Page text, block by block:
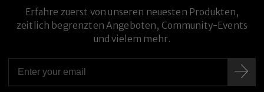
Erfahre zuerst von unseren neuesten Produkten,
zeitlich begrenzten Angeboten, Community-Events
und vielem mehr.